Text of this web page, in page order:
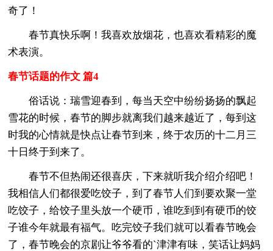
奇了！
春节真快乐啊！我喜欢放烟花，也喜欢看精彩的魔
术表演。
春节话题的作文 篇4
俗话说：瑞雪迎春到，每当天空中纷纷扬扬的飘起
雪花的时候，春节的脚步就离我们越来越近了，每到这
时我的心情就是快点让春节到来，终于农历的十二月三
十日终于到来了。
春节不但热闹还很喜庆，下来就听我介绍介绍吧！
我相信人们都很爱吃饺子，到了春节人们到要欢聚一堂
吃饺子，给饺子里头放一个硬币，谁吃到到有硬币的饺
子谁今年就最有福气。吃完饺子我们就可以看春节晚会
了，春节晚会的京剧让爷爷看的`津津有味，笑话让妈妈